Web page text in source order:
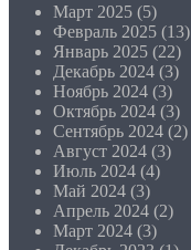
Март 2025 (5)
Февраль 2025 (13)
Январь 2025 (22)
Декабрь 2024 (3)
Ноябрь 2024 (3)
Октябрь 2024 (3)
Сентябрь 2024 (2)
Август 2024 (3)
Июль 2024 (4)
Май 2024 (3)
Апрель 2024 (2)
Март 2024 (3)